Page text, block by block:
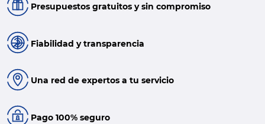
Presupuestos gratuitos y sin compromiso
Fiabilidad y transparencia
Una red de expertos a tu servicio
Pago 100% seguro